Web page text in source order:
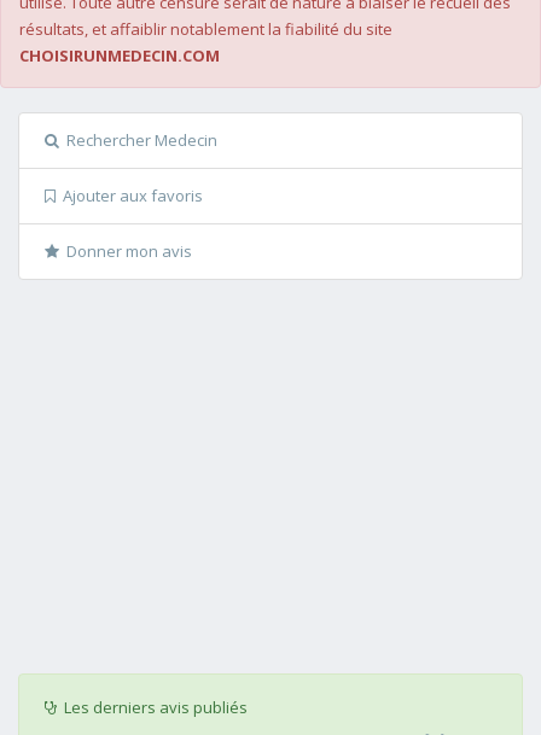
résultats, et affaiblir notablement la fiabilité du site
CHOISIRUNMEDECIN.COM
Rechercher Medecin
Ajouter aux favoris
Donner mon avis
Les derniers avis publiés